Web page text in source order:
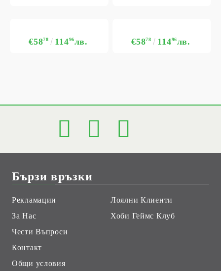
€5878 11496лв. €5878 11496лв.
Бързи връзки
Рекламации
За Нас
Чести Въпроси
Контакт
Общи условия
Лоялни Клиенти
Хоби Геймс Клуб